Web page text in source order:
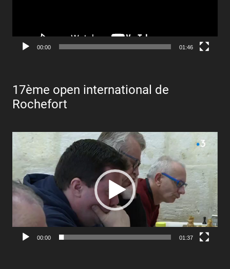
00:00 01:46
17ème open international de
Rochefort
Lecteur
00:00 01:37